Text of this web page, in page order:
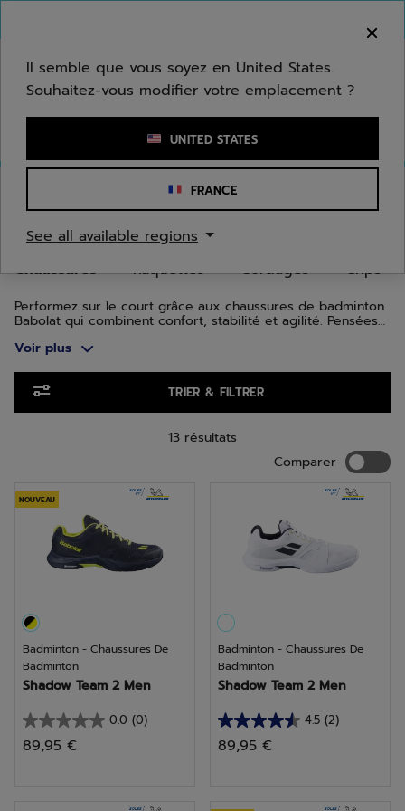
Saisir un mot clé ou un numéro d'article
Chaussures
CHAUSSURES DE BADMINTON
Raquettes Cordages Grips
Chaussures
Performez sur le court grâce aux chaussures de badminton
Babolat qui combinent confort, stabilité et agilité. Pensées
badminton seront votre parfaite alliée durant vos échanges
Toutes nos chaussures de badminton Babolat ont été
Voir plus
TRIER & FILTRER
13 résultats
Comparer
NOUVEAU
Badminton - Chaussures De
Badminton
Shadow Team 2 Men
0.0 (0)
0.0
sur
89,95 €
Badminton - Chaussures De
Badminton
Shadow Team 2 Men
4.5 (2)
4.5
sur
89,95 €
Il semble que vous soyez en United States.
Souhaitez-vous modifier votre emplacement ?
UNITED STATES
FRANCE
See all available regions